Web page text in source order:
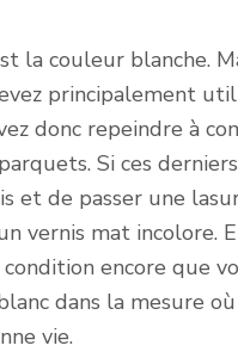
la couleur blanche.
principalement
donc repeindre à
Si ces
et de passer une
vernis mat incolore.
condition encore que
dans la mesure
vie.